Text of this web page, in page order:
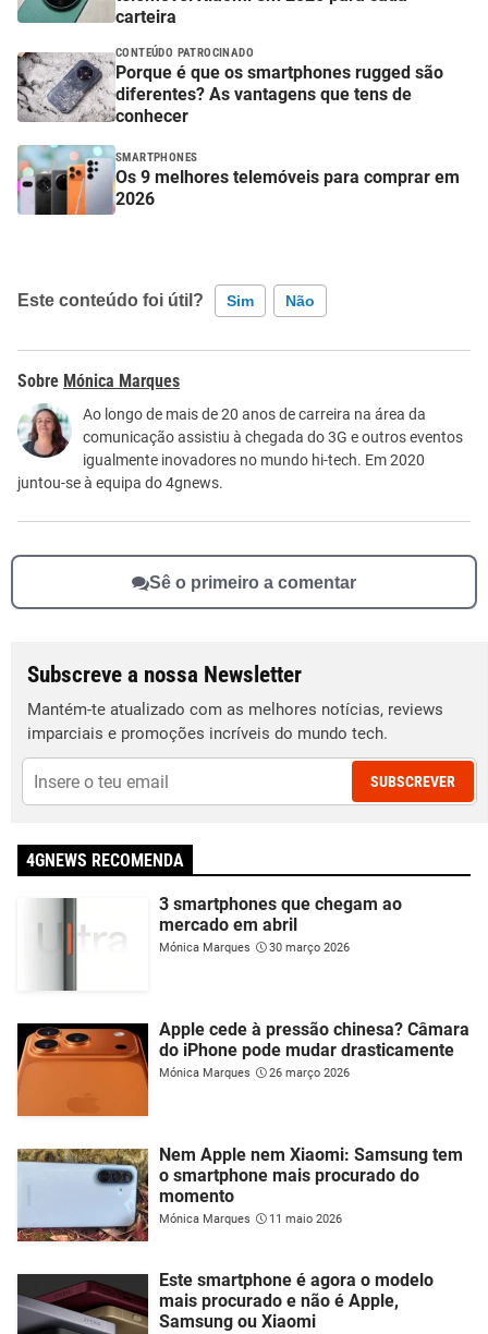
carteira
CONTEÚDO PATROCINADO
Porque é que os smartphones rugged são
diferentes? As vantagens que tens de
conhecer
SMARTPHONES
Os 9 melhores telemóveis para comprar em
2026
Este conteúdo foi útil? Sim Não
Este conteúdo contém informação incorreta
Este conteúdo não tem a informação que procuro
Outro
Mónica Marques
Ao longo de mais de 20 anos de carreira na área da
comunicação assistiu à chegada do 3G e outros eventos
igualmente inovadores no mundo hi-tech. Em 2020
juntou-se à equipa do 4gnews.
Sê o primeiro a comentar
Subscreve a nossa Newsletter
Mantém-te atualizado com as melhores notícias, reviews
imparciais e promoções incríveis do mundo tech.
SUBSCREVER
4GNEWS RECOMENDA
3 smartphones que chegam ao
mercado em abril
Mónica Marques 30 março 2026
Apple cede à pressão chinesa? Câmara
do iPhone pode mudar drasticamente
Mónica Marques 26 março 2026
Nem Apple nem Xiaomi: Samsung tem
o smartphone mais procurado do
momento
Mónica Marques 11 maio 2026
Este smartphone é agora o modelo
mais procurado e não é Apple,
Samsung ou Xiaomi